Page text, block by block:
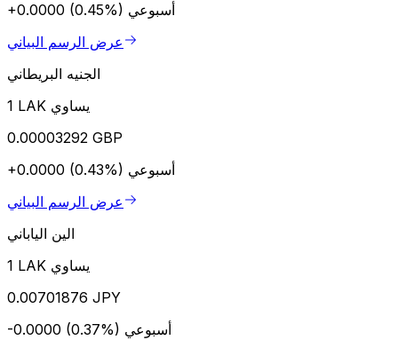
+0.0000 (0.45%) أسبوعي
عرض الرسم البياني
الجنيه البريطاني
1 LAK يساوي
0.00003292 GBP
+0.0000 (0.43%) أسبوعي
عرض الرسم البياني
الين الياباني
1 LAK يساوي
0.00701876 JPY
-0.0000 (0.37%) أسبوعي